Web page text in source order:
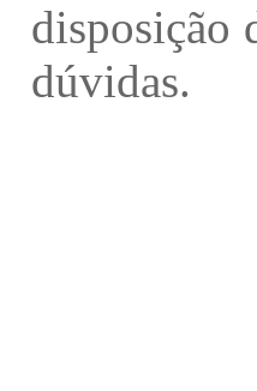
disposição
dúvidas.